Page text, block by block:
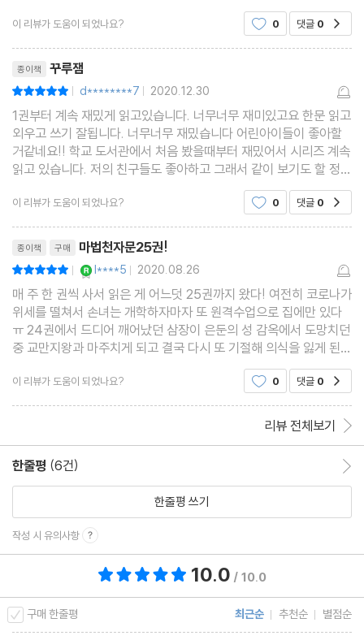
한 손오공 캐릭터로 별 거부감 없이 다가갈 수 있
이 리뷰가 도움이 되었나요? 0 댓글 0
종이책 꾸루잼
| d********7 | 2020.12.30
1권부터 계속 재밌게 읽고있습니다. 너무너무 재미있고요 한문 읽고
외우고 쓰기 잘됩니다. 너무너무 재밌습니다 어린아이들이 좋아할
거같네요!! 학교 도서관에서 처음 봤을때부터 재밌어서 시리즈 계속
읽고 있습니다. 저의 친구들도 좋아하고 그래서 같이 보기도 할 정도
로 인기가 많습니다. !!!!!!!!!!!!! 진짜 한자 익히기에 너무너무 좋고
요 기본 배경지식도 늘어나는
이 리뷰가 도움이 되었나요? 0 댓글 0
종이책 구매 마법천자문25권!
| l****5 | 2020.08.26
매 주 한 권씩 사서 읽은 게 어느덧 25권까지 왔다! 여전히 코로나가
위세를 떨쳐서 손녀는 개학하자마자 또 원격수업으로 집에만 있다
ㅠ 24권에서 드디어 깨어났던 삼장이 은둔의 성 감옥에서 도망치던
중 교만지왕과 마주치게 되고 결국 다시 또 기절해 의식을 잃게 된다
ㅠ 한편 삼장을 구하기 위한 손오공일행의 모험은 계속된다. 은둔을
성 지도를 구하려다가 태극동굴에 봉인된 태극
이 리뷰가 도움이 되었나요? 0 댓글 0
리뷰 전체보기
한줄평 (6건)
한줄평 쓰기
작성 시 유의사항
10.0 / 10.0
구매 한줄평 최근순 추천순 별점순